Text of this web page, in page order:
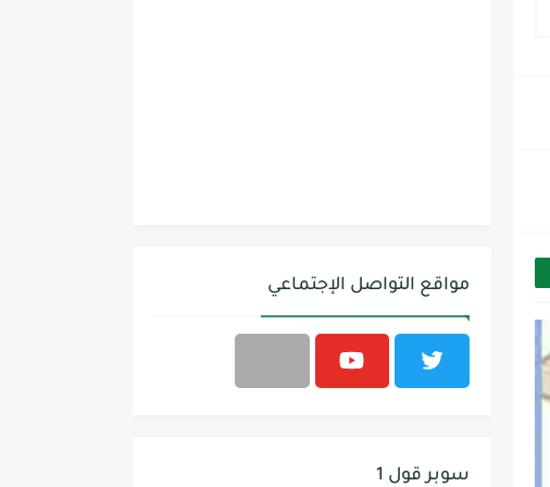
مواقع التواصل الإجتماعي
سوبر قول 1